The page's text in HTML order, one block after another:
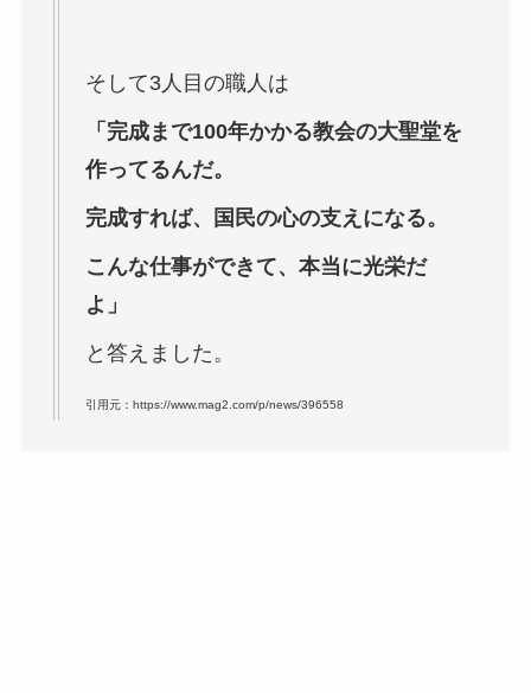
そして3人目の職人は
「完成まで100年かかる教会の大聖堂を
作ってるんだ。
完成すれば、国民の心の支えになる。
こんな仕事ができて、本当に光栄だ
よ」
と答えました。
引用元：https://www.mag2.com/p/news/396558